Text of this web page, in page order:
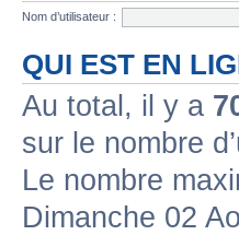
Nom d’utilisateur :
QUI EST EN
Au total, il y a
sur le nombre
Le nombre
Dimanche 02